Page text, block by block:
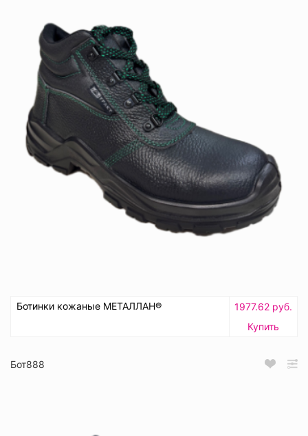
Ботинки кожаные МЕТАЛЛАН®
1977.62 руб.
Купить
Бот888